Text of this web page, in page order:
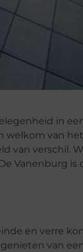
in
welkom van
van verschil.
Vanenburg
en verre
van